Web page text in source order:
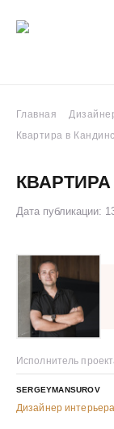
Главная
Квартира в
Дата публикации:
Исполнитель
SERGEYMANSUROV
Дизайнер интерьера